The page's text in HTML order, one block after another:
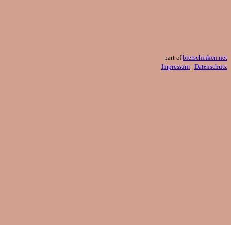
part ofbierschinken.net
Impressum | Datenschutz